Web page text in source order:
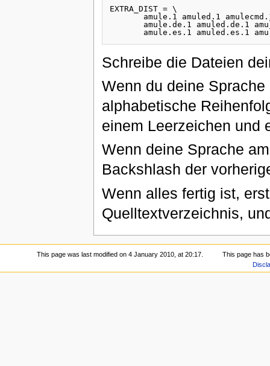
EXTRA_DIST = \
amule.1 amuled.1
amule.de.1 amuled.de.1
Schreibe die Dateien
Wenn du deine
alphabetische
einem Leerzeichen und
Wenn deine Sprache
Backshlash der
Wenn alles fertig ist,
Quelltextverzeichnis,
This page was last modified on 4 January 2010, at 20:17.
This page has